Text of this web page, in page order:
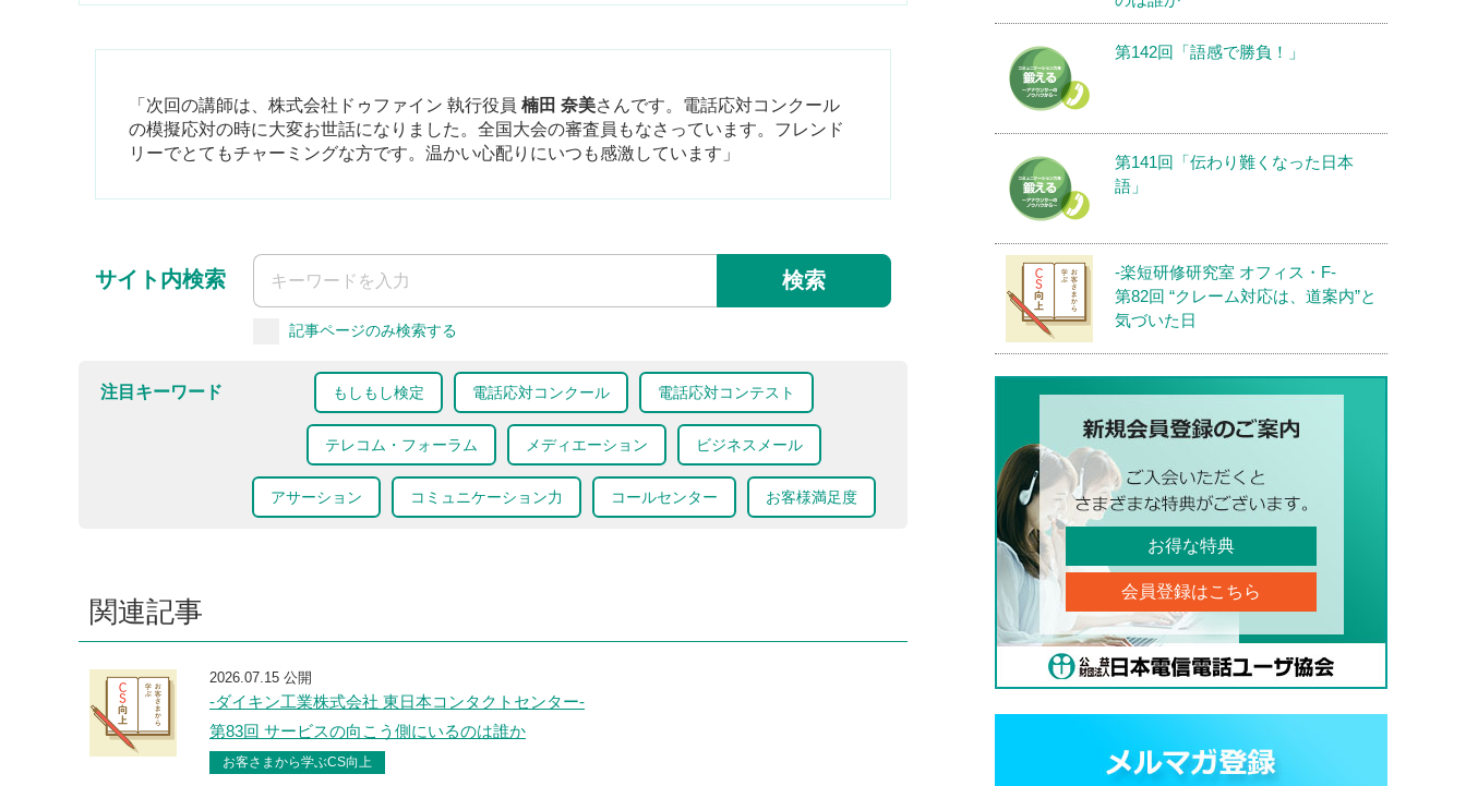
「次回の講師は、株式会社ドゥファイン 執行役員楠田 奈美さんです。電話応対コンクール
の模擬応対の時に大変お世話になりました。全国大会の審査員もなさっています。フレンド
リーでとてもチャーミングな方です。温かい心配りにいつも感激しています」
サイト内検索 検索
記事ページのみ検索する
注目キーワード もしもし検定 電話応対コンクール 電話応対コンテスト
テレコム・フォーラム メディエーション ビジネスメール
アサーション コミュニケーション力 コールセンター お客様満足度
関連記事
2026.07.15 公開
-ダイキン工業株式会社 東日本コンタクトセンター-
第83回 サービスの向こう側にいるのは誰か
お客さまから学ぶCS向上
第142回「語感で勝負！」
第141回「伝わり難くなった日本
語」
-楽短研修研究室 オフィス・F-
第82回 “クレーム対応は、道案内”と
気づいた日
お得な特典
会員登録はこちら